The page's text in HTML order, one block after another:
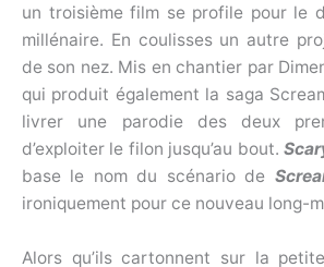
un troisième film se profile pour le
millénaire. En coulisses un autre
de son nez. Mis en chantier par
qui produit également la saga
livrer une parodie des deux
d’exploiter le filon jusqu’au bout.
base le nom du scénario de
ironiquement pour ce nouveau long-
Alors qu’ils cartonnent sur la